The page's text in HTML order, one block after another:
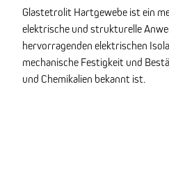
Glastetrolit Hartgewebe ist ein
elektrische und strukturelle
hervorragenden elektrischen
mechanische Festigkeit und
und Chemikalien bekannt ist.